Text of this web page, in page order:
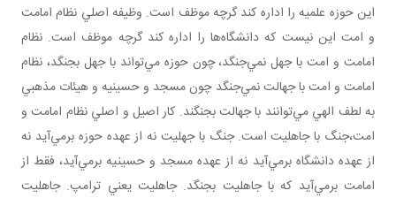
اين حوزه علميه را اداره کند گرچه موظف است. وظيفه اصلي نظام امامت
و امت اين نيست که دانشگاه‌ها را اداره کند گرچه موظف است. نظام
امامت و امت با جهل نمي‌جنگد، چون حوزه مي‌تواند با جهل بجنگد، نظام
امامت و امت با جهالت نمي‌جنگد چون مسجد و حسينيه و هيئات مذهبي
به لطف الهي مي‌توانند با جهالت بجنگند. کار اصيل و اصلي نظام امامت و
امت،جنگ با جاهليت است. جنگ با جهليت نه از عهده حوزه برمي‌آيد نه
از عهده دانشگاه برمي‌آيد نه از عهده مسجد و حسينيه برمي‌آيد، فقط از
امامت برمي‌آيد که با جاهليت بجنگد. جاهليت يعني ترامپ. جاهليت